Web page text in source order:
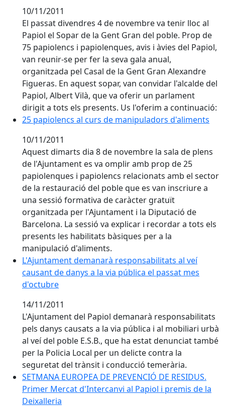
10/11/2011
El passat divendres 4 de novembre va tenir lloc al
Papiol el Sopar de la Gent Gran del poble. Prop de
75 papiolencs i papiolenques, avis i àvies del Papiol,
van reunir-se per fer la seva gala anual,
organitzada pel Casal de la Gent Gran Alexandre
Figueras. En aquest sopar, van convidar l'alcalde del
Papiol, Albert Vilà, que va oferir un parlament
dirigit a tots els presents. Us l'oferim a continuació:
25 papiolencs al curs de manipuladors d'aliments
25 papiolencs al curs de manipuladors d'aliments
10/11/2011
Aquest dimarts dia 8 de novembre la sala de plens
de l'Ajuntament es va omplir amb prop de 25
papiolenques i papiolencs relacionats amb el sector
de la restauració del poble que es van inscriure a
una sessió formativa de caràcter gratuït
organitzada per l'Ajuntament i la Diputació de
Barcelona. La sessió va explicar i recordar a tots els
presents les habilitats bàsiques per a la
manipulació d'aliments.
L'Ajuntament demanarà responsabilitats al veí
causant de danys a la via pública el passat mes
d'octubre
14/11/2011
L'Ajuntament del Papiol demanarà responsabilitats
pels danys causats a la via pública i al mobiliari urbà
al veí del poble E.S.B., que ha estat denunciat també
per la Policia Local per un delicte contra la
seguretat del trànsit i conducció temerària.
SETMANA EUROPEA DE PREVENCIÓ DE
SETMANA EUROPEA DE PREVENCIÓ DE RESIDUS.
Primer Mercat d'Intercanvi al Papiol i premis de la
Deixalleria